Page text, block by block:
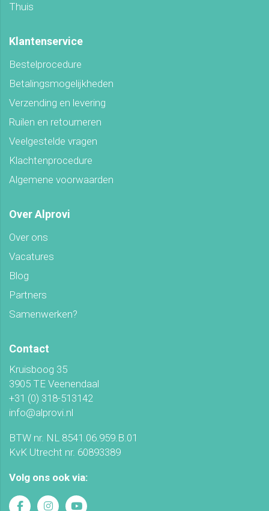
Thuis
Klantenservice
Bestelprocedure
Betalingsmogelijkheden
Verzending en levering
Ruilen en retourneren
Veelgestelde vragen
Klachtenprocedure
Algemene voorwaarden
Over Alprovi
Over ons
Vacatures
Blog
Partners
Samenwerken?
Contact
Kruisboog 35
3905 TE Veenendaal
+31 (0) 318-513142
info@alprovi.nl
BTW nr. NL 8541.06.959.B.01
KvK Utrecht nr. 60893389
Volg ons ook via: